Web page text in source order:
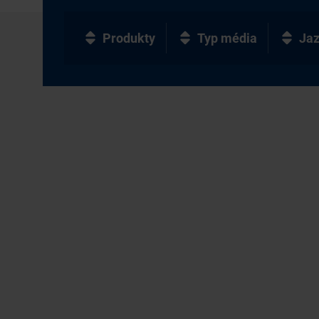
Produkty Typ média